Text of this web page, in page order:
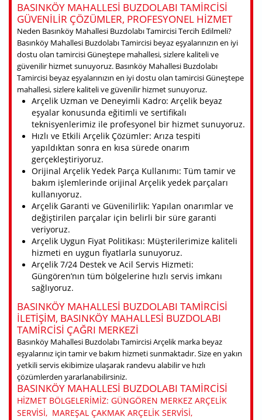
BASINKÖY MAHALLESI BUZDOLABI TAMIRCISI
GÜVENILIR ÇÖZÜMLER, PROFESYONEL HIZMET
Neden Basınköy Mahallesi Buzdolabı Tamircisi Tercih Edilmeli?
Basınköy Mahallesi Buzdolabı Tamircisi beyaz eşyalarınızın en iyi
dostu olan tamircisi Güneştepe mahallesi, sizlere kaliteli ve
güvenilir hizmet sunuyoruz. Basınköy Mahallesi Buzdolabı
Tamircisi beyaz eşyalarınızın en iyi dostu olan tamircisi Güneştepe
mahallesi, sizlere kaliteli ve güvenilir hizmet sunuyoruz.
Arçelik Uzman ve Deneyimli Kadro: Arçelik beyaz
eşyalar konusunda eğitimli ve sertifikalı
teknisyenlerimiz ile profesyonel bir hizmet sunuyoruz.
Hızlı ve Etkili Arçelik Çözümler: Arıza tespiti
yapıldıktan sonra en kısa sürede onarım
gerçekleştiriyoruz.
Orijinal Arçelik Yedek Parça Kullanımı: Tüm tamir ve
bakım işlemlerinde orijinal Arçelik yedek parçaları
kullanıyoruz.
Arçelik Garanti ve Güvenilirlik: Yapılan onarımlar ve
değiştirilen parçalar için belirli bir süre garanti
veriyoruz.
Arçelik Uygun Fiyat Politikası: Müşterilerimize kaliteli
hizmeti en uygun fiyatlarla sunuyoruz.
Arçelik 7/24 Destek ve Acil Servis Hizmeti:
Güngören’nın tüm bölgelerine hızlı servis imkanı
sağlıyoruz.
BASINKÖY MAHALLESI BUZDOLABI TAMIRCISI
ILETIŞIM, BASINKÖY MAHALLESI BUZDOLABI
TAMIRCISI ÇAĞRI MERKEZI
Basınköy Mahallesi Buzdolabı Tamircisi Arçelik marka beyaz
eşyalarınız için tamir ve bakım hizmeti sunmaktadır. Size en yakın
yetkili servis ekibimize ulaşarak randevu alabilir ve hızlı
çözümlerden yararlanabilirsiniz.
BASINKÖY MAHALLESI BUZDOLABI TAMIRCISI
HIZMET BÖLGELERIMIZ: GÜNGÖREN MERKEZ ARÇELIK
SERVISI, MAREŞAL ÇAKMAK ARÇELIK SERVISI,